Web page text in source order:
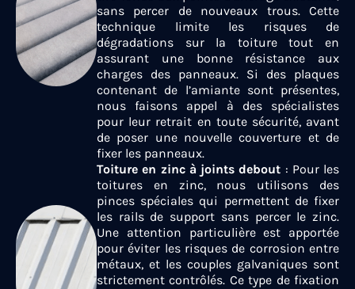
sans percer de nouveaux trous. Cette
technique limite les risques de
dégradations sur la toiture tout en
assurant une bonne résistance aux
charges des panneaux. Si des plaques
contenant de l’amiante sont présentes,
nous faisons appel à des spécialistes
pour leur retrait en toute sécurité, avant
de poser une nouvelle couverture et de
fixer les panneaux.
Toiture en zinc à joints debout : Pour les
toitures en zinc, nous utilisons des
pinces spéciales qui permettent de fixer
les rails de support sans percer le zinc.
Une attention particulière est apportée
pour éviter les risques de corrosion entre
métaux, et les couples galvaniques sont
strictement contrôlés. Ce type de fixation